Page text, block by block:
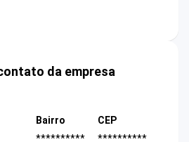
da empresa
Bairro
**********
CEP
**********